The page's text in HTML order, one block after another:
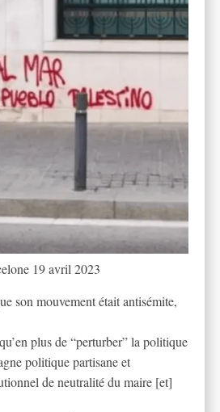
19 avril 2023
son mouvement était antisémite,
plus de “perturber” la politique
politique partisane et
de neutralité du maire [et]